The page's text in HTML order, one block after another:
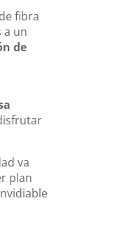
fibra
a un
de
va
plan